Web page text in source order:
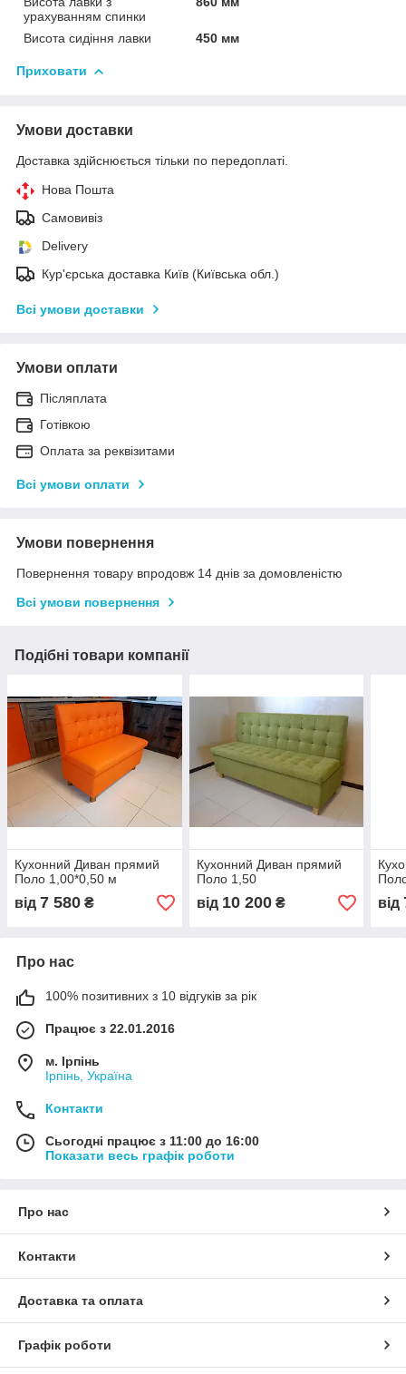
урахуванням спинки
Висота сидіння лавки 450 мм
Приховати
Умови доставки
Доставка здійснюється тільки по передоплаті.
Нова Пошта
Самовивіз
Delivery
Кур'єрська доставка Київ (Київська обл.)
Всі умови доставки
Умови оплати
Післяплата
Готівкою
Оплата за реквізитами
Всі умови оплати
Умови повернення
Повернення товару впродовж 14 днів за домовленістю
Всі умови повернення
Подібні товари компанії
Кухонний Диван прямий
Поло 1,00*0,50 м
від 7 580 ₴
Кухонний Диван прямий
Поло 1,50
від 10 200₴ від
Про нас
100% позитивних з 10 відгуків за рік
Працює з 22.01.2016
м. Ірпінь
Ірпінь, Україна
Контакти
Сьогодні працює з 11:00 до 16:00
Показати весь графік роботи
Про нас
Контакти
Доставка та оплата
Графік роботи